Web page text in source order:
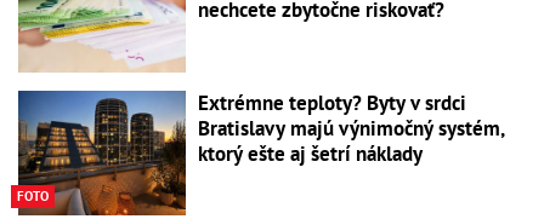
nechcete zbytočne riskovať?
FOTO
Extrémne teploty? Byty v srdci
Bratislavy majú výnimočný systém,
ktorý ešte aj šetrí náklady